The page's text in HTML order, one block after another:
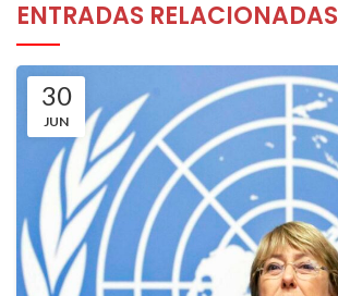
ENTRADAS RELACIONADAS
30
JUN